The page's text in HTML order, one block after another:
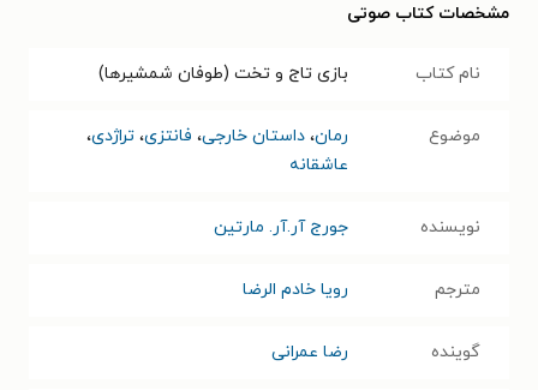
مشخصات کتاب صوتی
نام کتاب بازی تاج و تخت (طوفان شمشیرها)
موضوع رمان، داستان خارجی، فانتزی، تراژدی،
عاشقانه
نویسنده جورج آر.آر. مارتین
مترجم رویا خادم‌ الرضا
گوینده رضا عمرانی